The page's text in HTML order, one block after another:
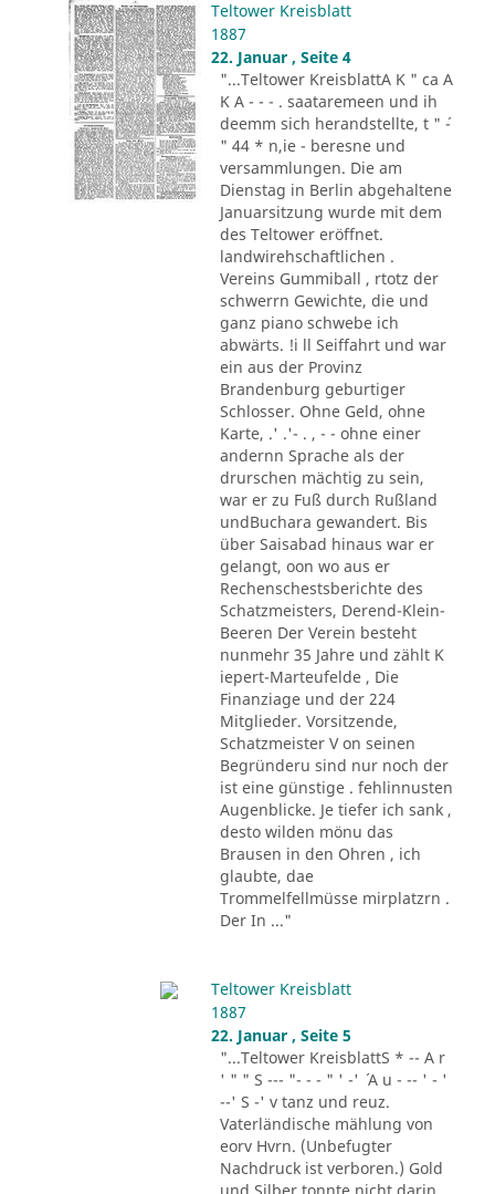
Teltower Kreisblatt
1887
22. Januar , Seite 4
"...Teltower KreisblattA K " ca A
K A - - - . saataremeen und ih
deemm sich herandstellte, t " ´-
" 44 * n,ie - beresne und
versammlungen. Die am
Dienstag in Berlin abgehaltene
Januarsitzung wurde mit dem
des Teltower eröffnet.
landwirehschaftlichen .
Vereins Gummiball , rtotz der
schwerrn Gewichte, die und
ganz piano schwebe ich
abwärts. !i ll Seiffahrt und war
ein aus der Provinz
Brandenburg geburtiger
Schlosser. Ohne Geld, ohne
Karte, .' .'- . , - - ohne einer
andernn Sprache als der
drurschen mächtig zu sein,
war er zu Fuß durch Rußland
undBuchara gewandert. Bis
über Saisabad hinaus war er
gelangt, oon wo aus er
Rechenschestsberichte des
Schatzmeisters, Derend-Klein-
Beeren Der Verein besteht
nunmehr 35 Jahre und zählt K
iepert-Marteufelde , Die
Finanziage und der 224
Mitglieder. Vorsitzende,
Schatzmeister V on seinen
Begründeru sind nur noch der
ist eine günstige . fehlinnusten
Augenblicke. Je tiefer ich sank ,
desto wilden mönu das
Brausen in den Ohren , ich
glaubte, dae
Trommelfellmüsse mirplatzrn .
Der In ..."
Teltower Kreisblatt
1887
22. Januar , Seite 5
"...Teltower KreisblattS * -- A r
' " " S --- "- - - " ' -' ´ A u - -- ' - '
--' S -' v tanz und reuz.
Vaterländische mählung von
eorv Hvrn. (Unbefugter
Nachdruck ist verboren.) Gold